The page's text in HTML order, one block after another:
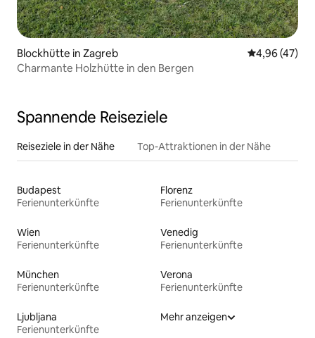
Blockhütte in Zagreb
4,96 (47)
Charmante Holzhütte in den Bergen
Spannende Reiseziele
Reiseziele in der Nähe Top-Attraktionen in der Nähe
Budapest
Ferienunterkünfte
Florenz
Ferienunterkünfte
Wien
Ferienunterkünfte
Venedig
Ferienunterkünfte
München
Ferienunterkünfte
Verona
Ferienunterkünfte
Ljubljana
Ferienunterkünfte
Mehr anzeigen